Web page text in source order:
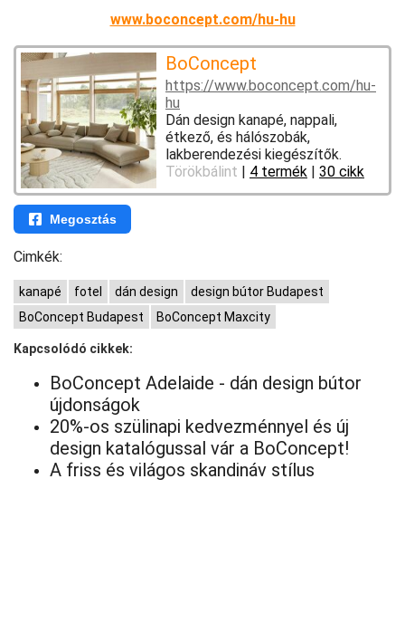
www.boconcept.com/hu-hu
BoConcept
https://www.boconcept.com/hu-
hu
Dán design kanapé, nappali,
étkező, és hálószobák,
lakberendezési kiegészítők.
Törökbálint
4 termék 30 cikk
Megosztás
Cimkék:
kanapé fotel dán design
design bútor Budapest
BoConcept Budapest
BoConcept Maxcity
Kapcsolódó cikkek:
BoConcept Adelaide - dán design bútor
újdonságok
20%-os szülinapi kedvezménnyel és új
design katalógussal vár a BoConcept!
A friss és világos skandináv stílus